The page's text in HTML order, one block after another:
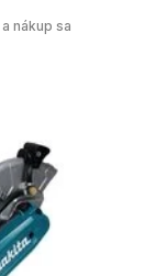
nákup sa